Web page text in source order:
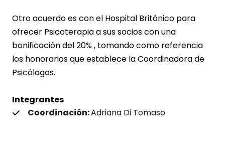
Otro acuerdo es con el Hospital Británico para
ofrecer Psicoterapia a sus socios con una
bonificación del 20% , tomando como referencia
los honorarios que establece la Coordinadora de
Psicólogos.
Integrantes
Coordinación:Adriana Di Tomaso